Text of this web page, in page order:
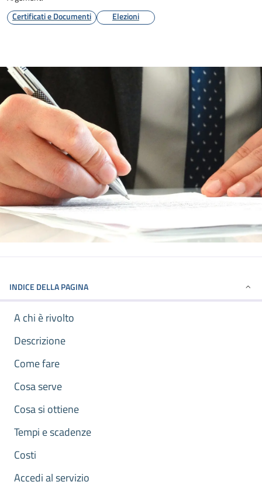
Certificati e Documenti
Elezioni
INDICE DELLA PAGINA
A chi è rivolto
Descrizione
Come fare
Cosa serve
Cosa si ottiene
Tempi e scadenze
Costi
Accedi al servizio